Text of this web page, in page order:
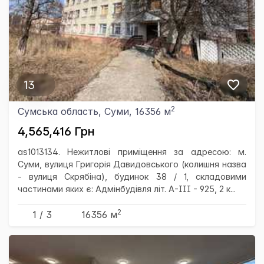
13
Сумська область, Суми, 16356 м2
4,565,416 Грн
as1013134. Нежитлові приміщення за адресою: м.
Суми, вулиця Григорія Давидовського (колишня назва
- вулиця Скрябіна), будинок 38 / 1, складовими
частинами яких є: Адмінбудівля літ. А-ІІІ - 925, 2 к...
1 / 3 16356 м2